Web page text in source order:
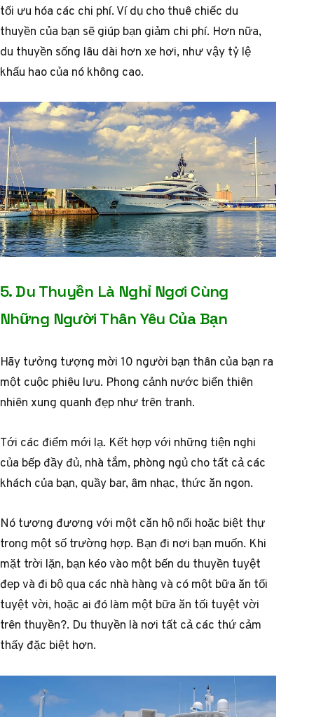
tối ưu hóa các chi phí. Ví dụ cho thuê chiếc du
thuyền của bạn sẽ giúp bạn giảm chi phí. Hơn nữa,
du thuyền sống lâu dài hơn xe hơi, như vậy tỷ lệ
khấu hao của nó không cao.
5. Du Thuyền Là Nghỉ Ngơi Cùng
Những Người Thân Yêu Của Bạn
Hãy tưởng tượng mời 10 người bạn thân của bạn ra
một cuộc phiêu lưu. Phong cảnh nước biển thiên
nhiên xung quanh đẹp như trên tranh.
Tới các điểm mới lạ. Kết hợp với những tiện nghi
của bếp đầy đủ, nhà tắm, phòng ngủ cho tất cả các
khách của bạn, quầy bar, âm nhạc, thức ăn ngon.
Nó tương đương với một căn hộ nổi hoặc biệt thự
trong một số trường hợp. Bạn đi nơi bạn muốn. Khi
mặt trời lặn, bạn kéo vào một bến du thuyền tuyệt
đẹp và đi bộ qua các nhà hàng và có một bữa ăn tối
tuyệt vời, hoặc ai đó làm một bữa ăn tối tuyệt vời
trên thuyền?. Du thuyền là nơi tất cả các thứ cảm
thấy đặc biệt hơn.